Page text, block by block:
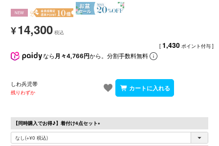
NEW
¥14,300
[ 1,430 ポイント付与 ]
なら 月々4,766円から。分割手数料無料
しわ兵児帯
残りわずか
【同時購入でお得♪】着付け4点セット
(必